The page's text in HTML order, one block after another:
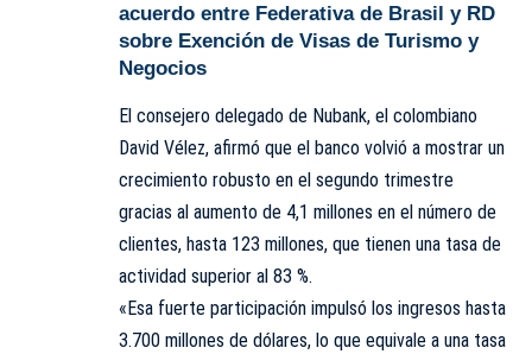
acuerdo entre Federativa de Brasil y RD
sobre Exención de Visas de Turismo y
Negocios
El consejero delegado de Nubank, el colombiano
David Vélez, afirmó que el banco volvió a mostrar un
crecimiento robusto en el segundo trimestre
gracias al aumento de 4,1 millones en el número de
clientes, hasta 123 millones, que tienen una tasa de
actividad superior al 83 %.
«Esa fuerte participación impulsó los ingresos hasta
3.700 millones de dólares, lo que equivale a una tasa